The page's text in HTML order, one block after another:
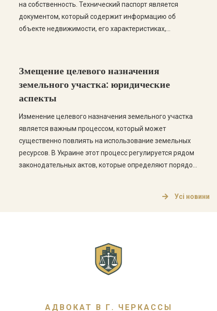
на собственность. Технический паспорт является
документом, который содержит информацию об
объекте недвижимости, его характеристиках,
распространенные вопросы по этой теме. Этапы
получения технического […]
Змещение целевого назначения
земельного участка: юридические
аспекты
Изменение целевого назначения земельного участка
является важным процессом, который может
существенно повлиять на использование земельных
ресурсов. В Украине этот процесс регулируется рядом
законодательных актов, которые определяют порядок
такое целевое назначение земельного участка?
Усі новини
АДВОКАТ В Г. ЧЕРКАССЫ